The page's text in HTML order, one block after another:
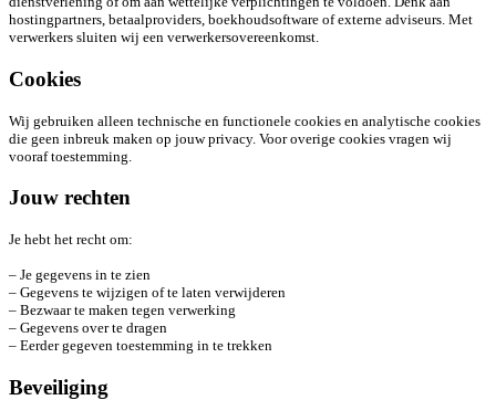
hostingpartners, betaalproviders, boekhoudsoftware of externe adviseurs. Met
verwerkers sluiten wij een verwerkersovereenkomst.
Cookies
Wij gebruiken alleen technische en functionele cookies en analytische cookies
die geen inbreuk maken op jouw privacy. Voor overige cookies vragen wij
vooraf toestemming.
Jouw rechten
Je hebt het recht om:
– Je gegevens in te zien
– Gegevens te wijzigen of te laten verwijderen
– Bezwaar te maken tegen verwerking
– Gegevens over te dragen
– Eerder gegeven toestemming in te trekken
Beveiliging